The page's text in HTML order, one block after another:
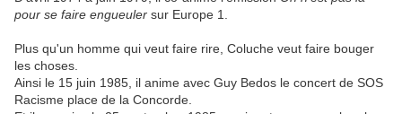
pour se faire engueuler sur Europe 1.
Plus qu'un homme qui veut faire rire, Coluche veut faire bouger
les choses.
Ainsi le 15 juin 1985, il anime avec Guy Bedos le concert de SOS
Racisme place de la Concorde.